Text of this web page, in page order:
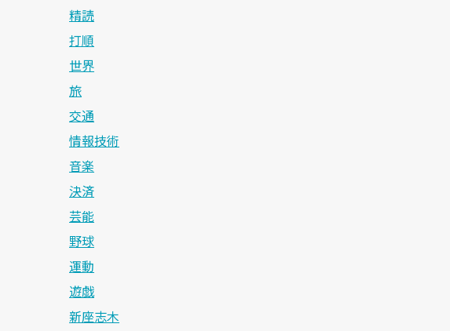
精読
打順
世界
旅
交通
情報技術
音楽
決済
芸能
野球
運動
遊戯
新座志木